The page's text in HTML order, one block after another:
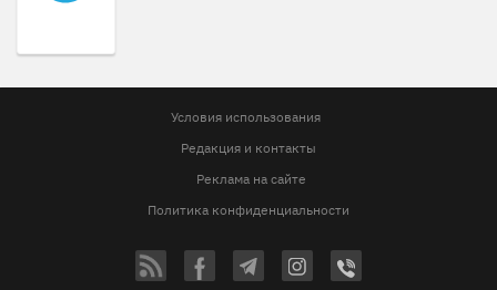
Условия использования
Редакция и контакты
Реклама на сайте
Политика конфиденциальности